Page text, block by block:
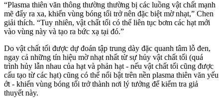
“Plasma thiên văn thông thường thường bị các luồng vật chất mạnh
mẽ đẩy ra xa, khiến vùng bóng tối trở nên đặc biệt mờ nhạt,” Chen
giải thích. “Tuy nhiên, vật chất tối có thể liên tục bơm các hạt mới
vào vùng này và tạo ra bức xạ tại đó.”
Do vật chất tối được dự đoán tập trung dày đặc quanh tâm lỗ đen,
ngay cả những tín hiệu mờ nhạt nhất từ sự hủy vật chất tối (quá
trình hủy lẫn nhau của hạt và phản hạt - nếu vật chất tối cũng được
cấu tạo từ các hạt) cũng có thể nổi bật trên nền plasma thiên văn yếu
ớt - khiến vùng bóng tối trở thành nơi lý tưởng để kiểm tra giả
thuyết này.